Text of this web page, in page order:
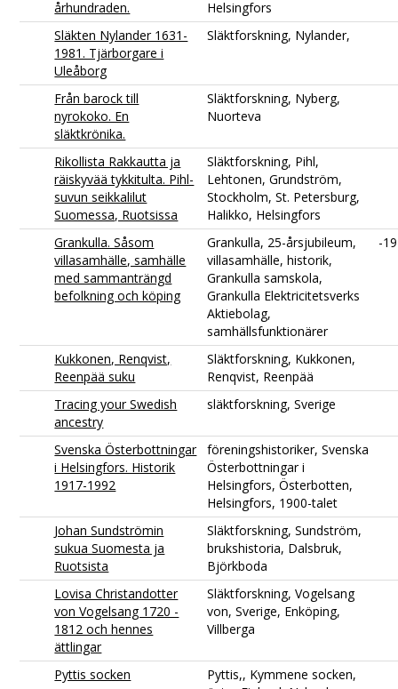
århundraden.
Helsingfors
Släkten Nylander 1631-
1981. Tjärborgare i
Uleåborg
Släktforskning, Nylander,
Från barock till
nyrokoko. En
släktkrönika.
Släktforskning, Nyberg,
Nuorteva
Rikollista Rakkautta ja
räiskyvää tykkitulta. Pihl-
suvun seikkalilut
Suomessa, Ruotsissa
Släktforskning, Pihl,
Lehtonen, Grundström,
Stockholm, St. Petersburg,
Halikko, Helsingfors
Grankulla. Såsom
villasamhälle, samhälle
med sammanträngd
befolkning och köping
Grankulla, 25-årsjubileum,
villasamhälle, historik,
Grankulla samskola,
Grankulla Elektricitetsverks
Aktiebolag,
samhällsfunktionärer
-
Kukkonen, Renqvist,
Reenpää suku
Släktforskning, Kukkonen,
Renqvist, Reenpää
Tracing your Swedish
ancestry
släktforskning, Sverige
Svenska Österbottningar
i Helsingfors. Historik
1917-1992
föreningshistoriker, Svenska
Österbottningar i
Helsingfors, Österbotten,
Helsingfors, 1900-talet
Johan Sundströmin
sukua Suomesta ja
Ruotsista
Släktforskning, Sundström,
brukshistoria, Dalsbruk,
Björkboda
Lovisa Christandotter
von Vogelsang 1720 -
1812 och hennes
ättlingar
Släktforskning, Vogelsang
von, Sverige, Enköping,
Villberga
Pyttis socken
Pyttis,, Kymmene socken,